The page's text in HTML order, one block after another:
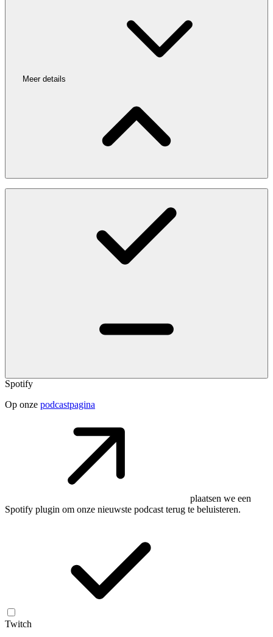
Meer details
Spotify
Op onze podcastpagina
plaatsen we een
Spotify plugin om onze nieuwste podcast terug te beluisteren.
Twitch